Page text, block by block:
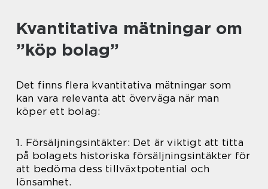
Kvantitativa mätningar om
”köp bolag”
Det finns flera kvantitativa mätningar som
kan vara relevanta att överväga när man
köper ett bolag:
1. Försäljningsintäkter: Det är viktigt att titta
på bolagets historiska försäljningsintäkter för
att bedöma dess tillväxtpotential och
lönsamhet.